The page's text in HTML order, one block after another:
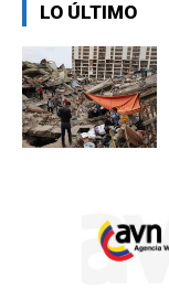
LO ÚLTIMO